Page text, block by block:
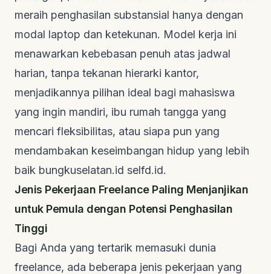
meraih penghasilan substansial hanya dengan
modal laptop dan ketekunan. Model kerja ini
menawarkan kebebasan penuh atas jadwal
harian, tanpa tekanan hierarki kantor,
menjadikannya pilihan ideal bagi mahasiswa
yang ingin mandiri, ibu rumah tangga yang
mencari fleksibilitas, atau siapa pun yang
mendambakan keseimbangan hidup yang lebih
baik bungkuselatan.id selfd.id.
Jenis Pekerjaan Freelance Paling Menjanjikan
untuk Pemula dengan Potensi Penghasilan
Tinggi
Bagi Anda yang tertarik memasuki dunia
freelance, ada beberapa jenis pekerjaan yang